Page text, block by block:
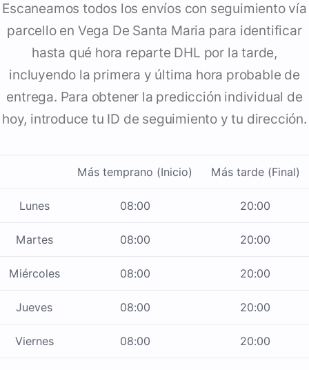
Escaneamos todos los envíos con seguimiento vía
parcello en Vega De Santa Maria para identificar
hasta qué hora reparte DHL por la tarde,
incluyendo la primera y última hora probable de
entrega. Para obtener la predicción individual de
hoy, introduce tu ID de seguimiento y tu dirección.
Más temprano (Inicio) Más tarde (Final)
Lunes 08:00 20:00
Martes 08:00 20:00
Miércoles 08:00 20:00
Jueves 08:00 20:00
Viernes 08:00 20:00